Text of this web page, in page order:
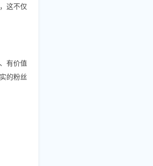
这不仅
有价值
的粉丝